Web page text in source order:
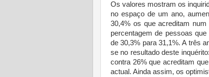
Os valores mostram os
no espaço de um ano,
30,4% os que acreditam
percentagem de pessoas
de 30,3% para 31,1%. A três
se no resultado deste
contra 26% que acreditam
actual. Ainda assim, os